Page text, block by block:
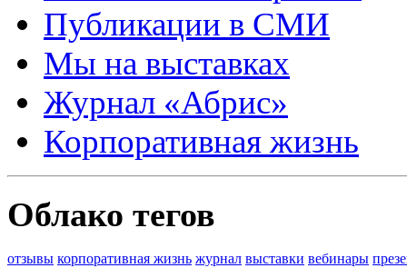
Публикации в СМИ
Мы на выставках
Журнал «Абрис»
Корпоративная жизнь
Облако тегов
отзывы корпоративная жизнь журнал выставки вебинары